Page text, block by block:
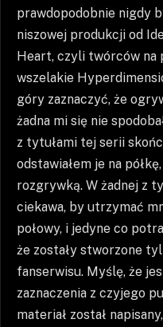
prawdopodobnie nigdy
niszowej produkcji od
Heart, czyli twórców na
wszelakie
góry zaznaczyć, że
żadna mi się nie
z tytułami tej serii
odstawiałem je na
rozgrywką. W żadnej z
ciekawa, by utrzymać
połowy, i jedyne co
że zostały stworzone
fanserwisu. Myślę, że
zaznaczenia z czyjego
materiał został